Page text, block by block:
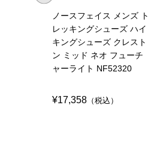
ノースフェイス メンズ ト
レッキングシューズ ハイ
キングシューズ クレスト
ン ミッド ネオ フューチ
ャーライト NF52320
¥17,358 （税込）